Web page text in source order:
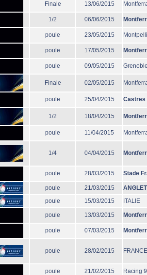
Finale 13/06/2015
1/2 06/06/2015
poule 23/05/2015
poule 17/05/2015
poule 09/05/2015
Finale 02/05/2015
poule 25/04/2015 Castres
1/2 18/04/2015
poule 11/04/2015
1/4 04/04/2015
poule 28/03/2015 Stade
poule 21/03/2015
poule
15/03/2015 ITALIE
poule 13/03/2015
poule 07/03/2015
poule 28/02/2015 FRANCE
poule 21/02/2015 Racing